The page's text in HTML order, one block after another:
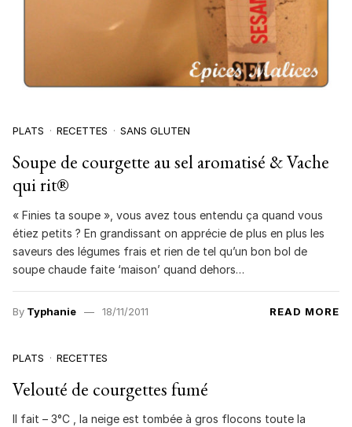
PLATS RECETTES SANS GLUTEN
Soupe de courgette au sel aromatisé & Vache
qui rit®
« Finies ta soupe », vous avez tous entendu ça quand vous
étiez petits ? En grandissant on apprécie de plus en plus les
saveurs des légumes frais et rien de tel qu’un bon bol de
soupe chaude faite ‘maison’ quand dehors…
By Typhanie 18/11/2011 READ MORE
PLATS RECETTES
Velouté de courgettes fumé
Il fait – 3°C , la neige est tombée à gros flocons toute la